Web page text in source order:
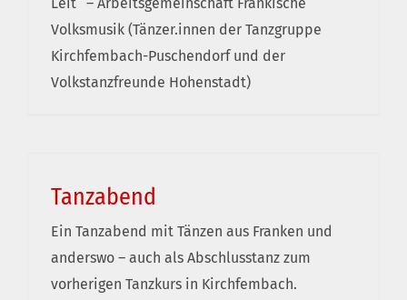
Volksmusik (Tänzer.innen der Tanzgruppe
Kirchfembach-Puschendorf und der
Volkstanzfreunde Hohenstadt)
Tanzabend
Ein Tanzabend mit Tänzen aus Franken und
anderswo – auch als Abschlusstanz zum
vorherigen Tanzkurs in Kirchfembach.